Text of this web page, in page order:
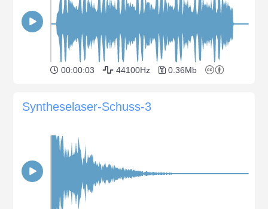
00:00:03 44100Hz 0.36Mb
Syntheselaser-Schuss-3